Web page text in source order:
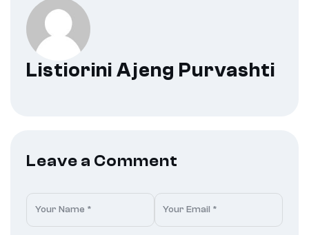
Listiorini Ajeng Purvashti
Leave a Comment